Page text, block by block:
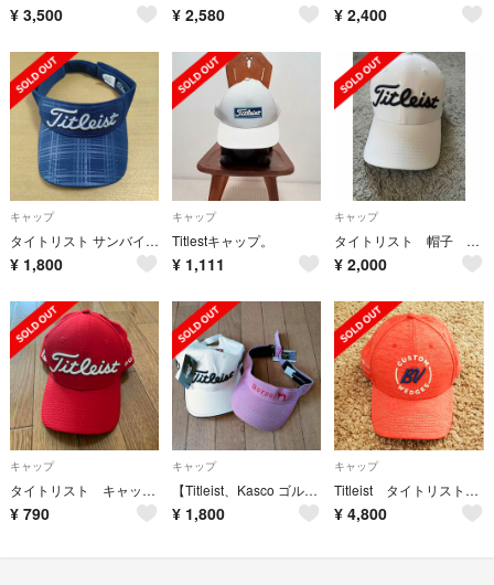
¥ 3,500 ¥ 2,580 ¥ 2,400
キャップ
タイトリスト サンバイザー
¥ 1,800
キャップ
Titlestキャップ。
¥ 1,111
キャップ
タイトリスト 帽子 キャップ
¥ 2,000
キャップ
タイトリスト キャップ レッド
¥ 790
キャップ
【Titleist、Kasco ゴルフキャップ、サンバイザー】
¥ 1,800
キャップ
Titleist タイトリスト 帽子
¥ 4,800